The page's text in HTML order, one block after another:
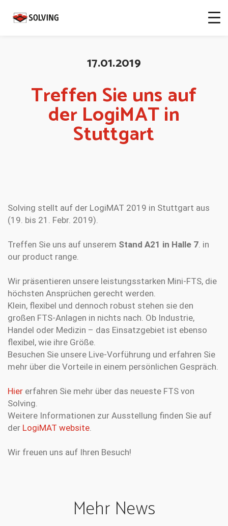
17.01.2019
Treffen Sie uns auf
der LogiMAT in
Stuttgart
Solving stellt auf der LogiMAT 2019 in Stuttgart aus
(19. bis 21. Febr. 2019).
Treffen Sie uns auf unserem Stand A21 in Halle 7. in
our product range.
Wir präsentieren unsere leistungsstarken Mini-FTS, die
höchsten Ansprüchen gerecht werden.
Klein, flexibel und dennoch robust stehen sie den
großen FTS-Anlagen in nichts nach. Ob Industrie,
Handel oder Medizin – das Einsatzgebiet ist ebenso
flexibel, wie ihre Größe.
Besuchen Sie unsere Live-Vorführung und erfahren Sie
mehr über die Vorteile in einem persönlichen Gespräch.
Hier erfahren Sie mehr über das neueste FTS von
Solving.
Weitere Informationen zur Ausstellung finden Sie auf
der LogiMAT website.
Wir freuen uns auf Ihren Besuch!
Mehr News